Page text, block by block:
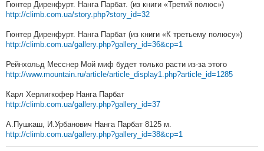
Гюнтер Диренфурт. Нанга Парбат. (из книги «Третий полюс»)
http://climb.com.ua/story.php?story_id=32
Гюнтер Диренфурт. Нанга Парбат (из книги «К третьему полюсу»)
http://climb.com.ua/gallery.php?gallery_id=36&cp=1
Рейнхольд Месснер Мой миф будет только расти из-за этого
http://www.mountain.ru/article/article_display1.php?article_id=1285
Карл Херлигкофер Нанга Парбат
http://climb.com.ua/gallery.php?gallery_id=37
А.Пушкаш, И.Урбанович Нанга Парбат 8125 м.
http://climb.com.ua/gallery.php?gallery_id=38&cp=1